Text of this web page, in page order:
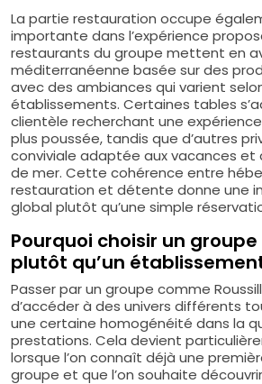
La partie restauration occupe
importante dans l’expérience
restaurants du groupe mettent en
méditerranéenne basée sur des
avec des ambiances qui varient
établissements. Certaines tables
clientèle recherchant une
plus poussée, tandis que d’autres
conviviale adaptée aux vacances et
de mer. Cette cohérence entre
restauration et détente donne une
global plutôt qu’une simple
Pourquoi choisir un
plutôt qu’un
Passer par un groupe comme
d’accéder à des univers différents
une certaine homogénéité dans la
prestations. Cela devient
lorsque l’on connaît déjà une
groupe et que l’on souhaite